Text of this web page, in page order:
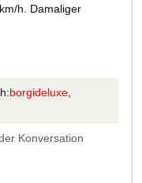
h. Damaliger
borgideluxe,
Konversation